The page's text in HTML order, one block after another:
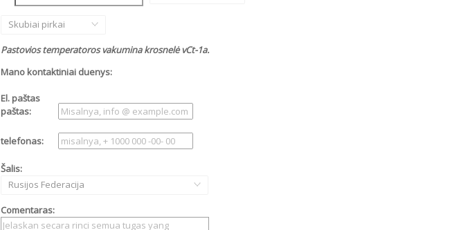
Skubiai pirkai
Pastovios temperatoros vakumina krosnelė vCt-1a.
Mano kontaktiniai duenys:
El. paštas
paštas:
telefonas:
Šalis:
Rusijos Federacija
Comentaras: